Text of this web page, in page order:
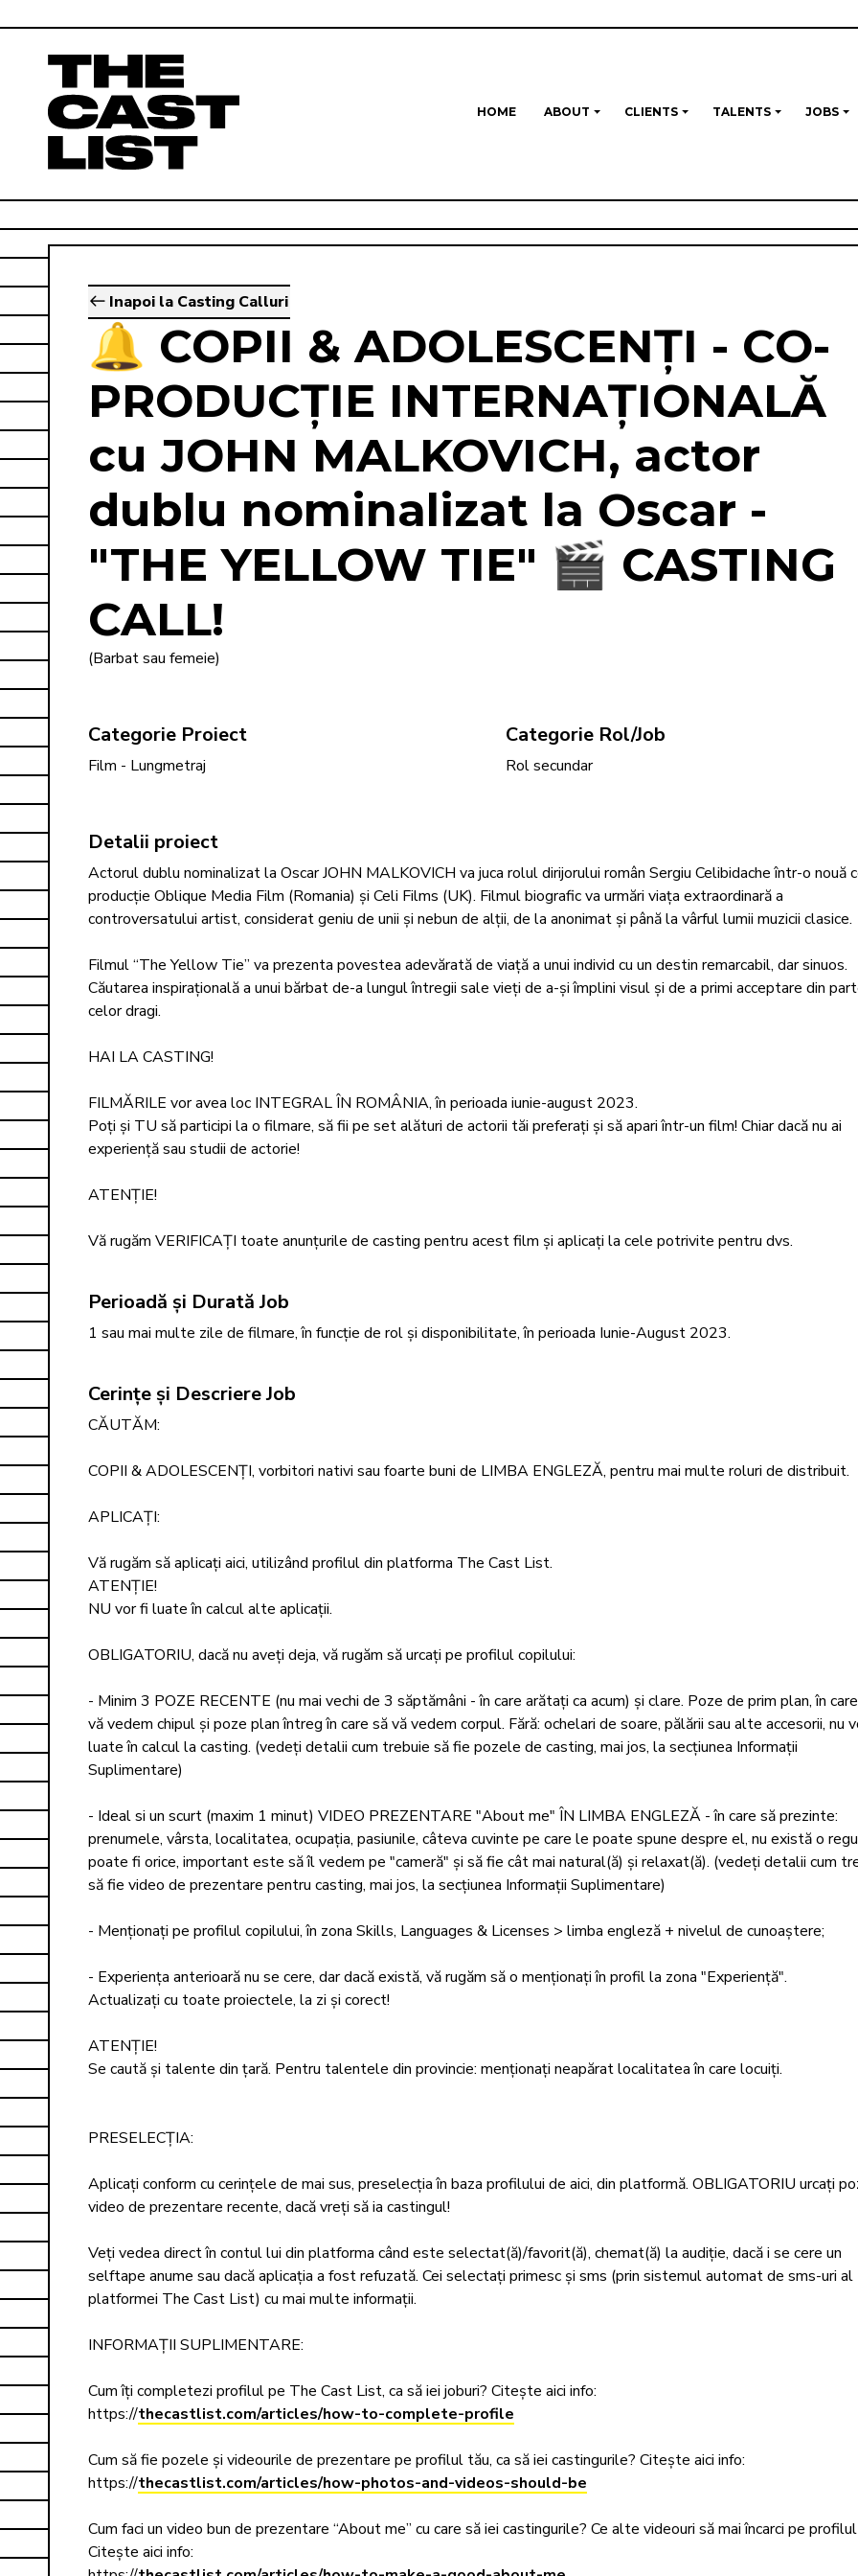
HOME ABOUT CLIENTS TALENTS JOBS
Inapoi la Casting Calluri
🔔 COPII & ADOLESCENȚI - CO-
PRODUCȚIE INTERNAȚIONALĂ
cu JOHN MALKOVICH, actor
dublu nominalizat la Oscar -
"THE YELLOW TIE" 🎬 CASTING
CALL!
(Barbat sau femeie)
Categorie Proiect
Film - Lungmetraj
Categorie Rol/Job
Rol secundar
Detalii proiect
Actorul dublu nominalizat la Oscar JOHN MALKOVICH va juca rolul dirijorului român Sergiu Celibidache într-o nouă
producție Oblique Media Film (Romania) și Celi Films (UK). Filmul biografic va urmări viața extraordinară a
controversatului artist, considerat geniu de unii și nebun de alții, de la anonimat și până la vârful lumii muzicii clasice.
Filmul “The Yellow Tie” va prezenta povestea adevărată de viață a unui individ cu un destin remarcabil, dar sinuos.
Căutarea inspirațională a unui bărbat de-a lungul întregii sale vieți de a-și împlini visul și de a primi acceptare din
celor dragi.
HAI LA CASTING!
FILMĂRILE vor avea loc INTEGRAL ÎN ROMÂNIA, în perioada iunie-august 2023.
Poți și TU să participi la o filmare, să fii pe set alături de actorii tăi preferați și să apari într-un film! Chiar dacă nu ai
experiență sau studii de actorie!
ATENȚIE!
Vă rugăm VERIFICAȚI toate anunțurile de casting pentru acest film și aplicați la cele potrivite pentru dvs.
Perioadă și Durată Job
1 sau mai multe zile de filmare, în funcție de rol și disponibilitate, în perioada Iunie-August 2023.
Cerințe și Descriere Job
CĂUTĂM:
COPII & ADOLESCENȚI, vorbitori nativi sau foarte buni de LIMBA ENGLEZĂ, pentru mai multe roluri de distribuit.
APLICAȚI:
Vă rugăm să aplicați aici, utilizând profilul din platforma The Cast List.
ATENȚIE!
NU vor fi luate în calcul alte aplicații.
OBLIGATORIU, dacă nu aveți deja, vă rugăm să urcați pe profilul copilului:
- Minim 3 POZE RECENTE (nu mai vechi de 3 săptămâni - în care arătați ca acum) și clare. Poze de prim plan, în
vă vedem chipul și poze plan întreg în care să vă vedem corpul. Fără: ochelari de soare, pălării sau alte accesorii, nu
luate în calcul la casting. (vedeți detalii cum trebuie să fie pozele de casting, mai jos, la secțiunea Informații
Suplimentare)
- Ideal si un scurt (maxim 1 minut) VIDEO PREZENTARE "About me" ÎN LIMBA ENGLEZĂ - în care să prezinte:
prenumele, vârsta, localitatea, ocupația, pasiunile, câteva cuvinte pe care le poate spune despre el, nu există o
poate fi orice, important este să îl vedem pe "cameră" și să fie cât mai natural(ă) și relaxat(ă). (vedeți detalii cum
să fie video de prezentare pentru casting, mai jos, la secțiunea Informații Suplimentare)
- Menționați pe profilul copilului, în zona Skills, Languages & Licenses > limba engleză + nivelul de cunoaștere;
- Experiența anterioară nu se cere, dar dacă există, vă rugăm să o menționați în profil la zona "Experiență".
Actualizați cu toate proiectele, la zi și corect!
ATENȚIE!
Se caută și talente din țară. Pentru talentele din provincie: menționați neapărat localitatea în care locuiți.
PRESELECȚIA:
Aplicați conform cu cerințele de mai sus, preselecția în baza profilului de aici, din platformă. OBLIGATORIU urcați
video de prezentare recente, dacă vreți să ia castingul!
Veți vedea direct în contul lui din platforma când este selectat(ă)/favorit(ă), chemat(ă) la audiție, dacă i se cere un
selftape anume sau dacă aplicația a fost refuzată. Cei selectați primesc și sms (prin sistemul automat de sms-uri al
platformei The Cast List) cu mai multe informații.
INFORMAȚII SUPLIMENTARE:
Cum îți completezi profilul pe The Cast List, ca să iei joburi? Citește aici info:
https://thecastlist.com/articles/how-to-complete-profile
Cum să fie pozele și videourile de prezentare pe profilul tău, ca să iei castingurile? Citește aici info:
https://thecastlist.com/articles/how-photos-and-videos-should-be
Cum faci un video bun de prezentare “About me” cu care să iei castingurile? Ce alte videouri să mai încarci pe
Citește aici info: